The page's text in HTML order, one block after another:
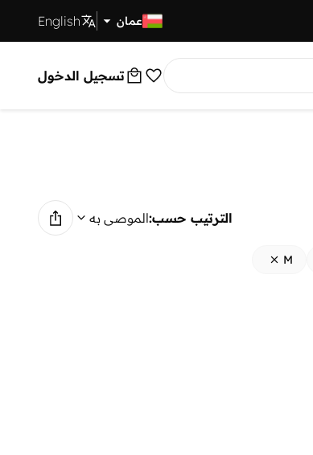
عمان English
تسجيل الدخول
الترتيب حسب:الموصى به
M